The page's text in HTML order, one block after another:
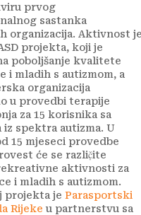
prvog
sastanka
organizacija. Aktivnost je
projekta, koji je
poboljšanje kvalitete
i mladih s autizmom, a
organizacija
u provedbi terapije
za 15 korisnika sa
iz spektra autizma. U
15 mjeseci provedbe
će se različ̣ite
aktivnosti za
i mladih s autizmom.
projekta je Parasportski
Rijeke u partnerstvu sa